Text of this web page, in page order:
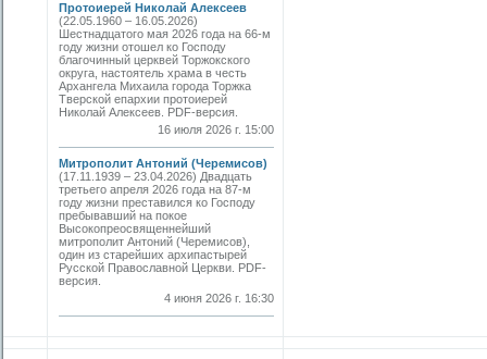
Протоиерей Николай Алексеев
(22.05.1960 – 16.05.2026)
Шестнадцатого мая 2026 года на 66-м
году жизни отошел ко Господу
благочинный церквей Торжокского
округа, настоятель храма в честь
Архангела Михаила города Торжка
Тверской епархии протоиерей
Николай Алексеев. PDF-версия.
16 июля 2026 г. 15:00
Митрополит Антоний (Черемисов)
(17.11.1939 – 23.04.2026) Двадцать
третьего апреля 2026 года на 87-м
году жизни преставился ко Господу
пребывавший на покое
Высокопреосвященнейший
митрополит Антоний (Черемисов),
один из старейших архипастырей
Русской Православной Церкви. PDF-
версия.
4 июня 2026 г. 16:30